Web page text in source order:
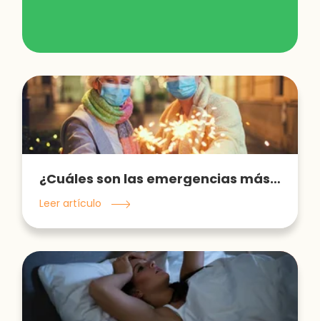
¿Cuáles son las emergencias más comunes en fechas navideñas? ¡Evítalas!
Leer artículo